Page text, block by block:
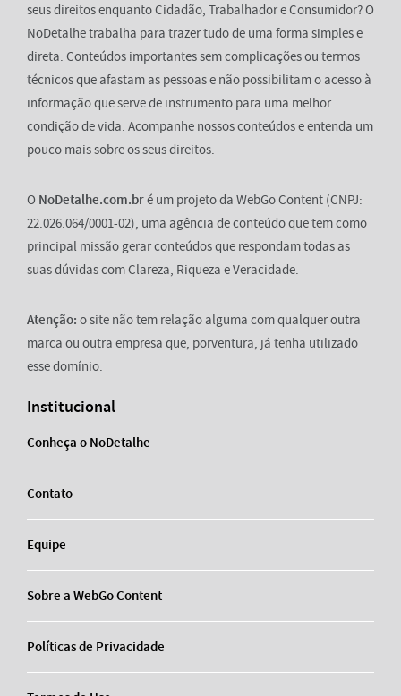
seus direitos enquanto Cidadão, Trabalhador e Consumidor? O
NoDetalhe trabalha para trazer tudo de uma forma simples e
direta. Conteúdos importantes sem complicações ou termos
técnicos que afastam as pessoas e não possibilitam o acesso à
informação que serve de instrumento para uma melhor
condição de vida. Acompanhe nossos conteúdos e entenda um
pouco mais sobre os seus direitos.
O NoDetalhe.com.bré um projeto da WebGo Content (CNPJ:
22.026.064/0001-02), uma agência de conteúdo que tem como
principal missão gerar conteúdos que respondam todas as
suas dúvidas com Clareza, Riqueza e Veracidade.
Atenção: o site não tem relação alguma com qualquer outra
marca ou outra empresa que, porventura, já tenha utilizado
esse domínio.
Institucional
Conheça o NoDetalhe
Contato
Equipe
Sobre a WebGo Content
Políticas de Privacidade